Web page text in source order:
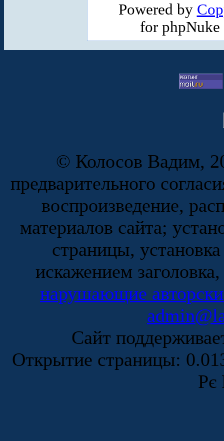
Powered by
for
© Колосов Вадим,
предварительного
воспроизведение,
материалов сайта;
страницы,
искажением
нарушающие
Сайт
Открытие страницы:
Рє